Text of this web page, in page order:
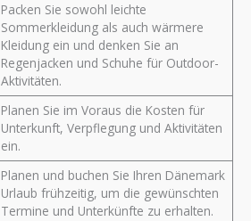
Packen Sie sowohl leichte
Sommerkleidung als auch wärmere
Kleidung ein und denken Sie an
Regenjacken und Schuhe für Outdoor-
Aktivitäten.
Planen Sie im Voraus die Kosten für
Unterkunft, Verpflegung und Aktivitäten
ein.
Planen und buchen Sie Ihren Dänemark
Urlaub frühzeitig, um die gewünschten
Termine und Unterkünfte zu erhalten.